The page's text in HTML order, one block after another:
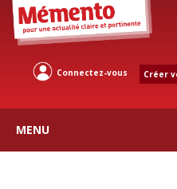
Connectez-vous Créer
MENU